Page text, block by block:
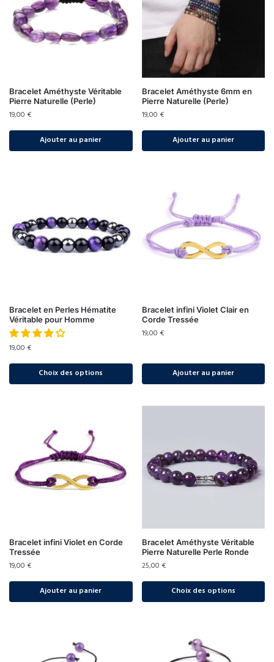
Bracelet Améthyste Véritable
Pierre Naturelle (Perle)
19,00 €
Ajouter au panier
Bracelet Améthyste 6mm en
Pierre Naturelle (Perle)
19,00 €
Ajouter au panier
Bracelet en Perles Hématite
Véritable pour Homme
19,00 €
Choix des options
Bracelet infini Violet Clair en
Corde Tressée
19,00 €
Ajouter au panier
Bracelet infini Violet en Corde
Tressée
19,00 €
Ajouter au panier
Bracelet Améthyste Véritable
Pierre Naturelle Perle Ronde
25,00 €
Choix des options